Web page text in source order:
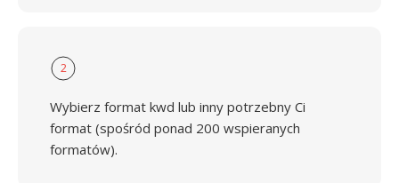
2
Wybierz format kwd lub inny potrzebny Ci
format (spośród ponad 200 wspieranych
formatów).